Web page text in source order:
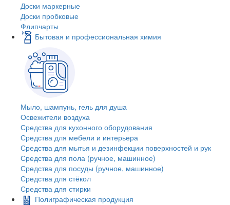
Доски маркерные
Доски пробковые
Флипчарты
Бытовая и профессиональная химия
Мыло, шампунь, гель для душа
Освежители воздуха
Средства для кухонного оборудования
Средства для мебели и интерьера
Средства для мытья и дезинфекции поверхностей и рук
Средства для пола (ручное, машинное)
Средства для посуды (ручное, машинное)
Средства для стёкол
Средства для стирки
Полиграфическая продукция